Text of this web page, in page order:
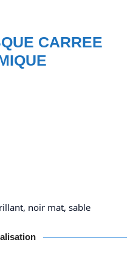
CARREE
noir mat, sable